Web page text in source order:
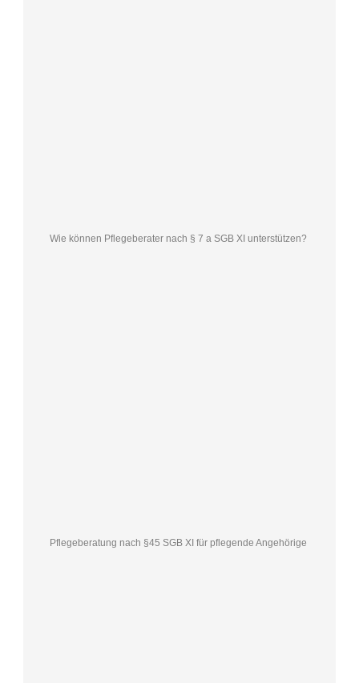
Wie können Pflegeberater nach § 7 a SGB XI unterstützen?
Pflegeberatung nach §45 SGB XI für pflegende Angehörige